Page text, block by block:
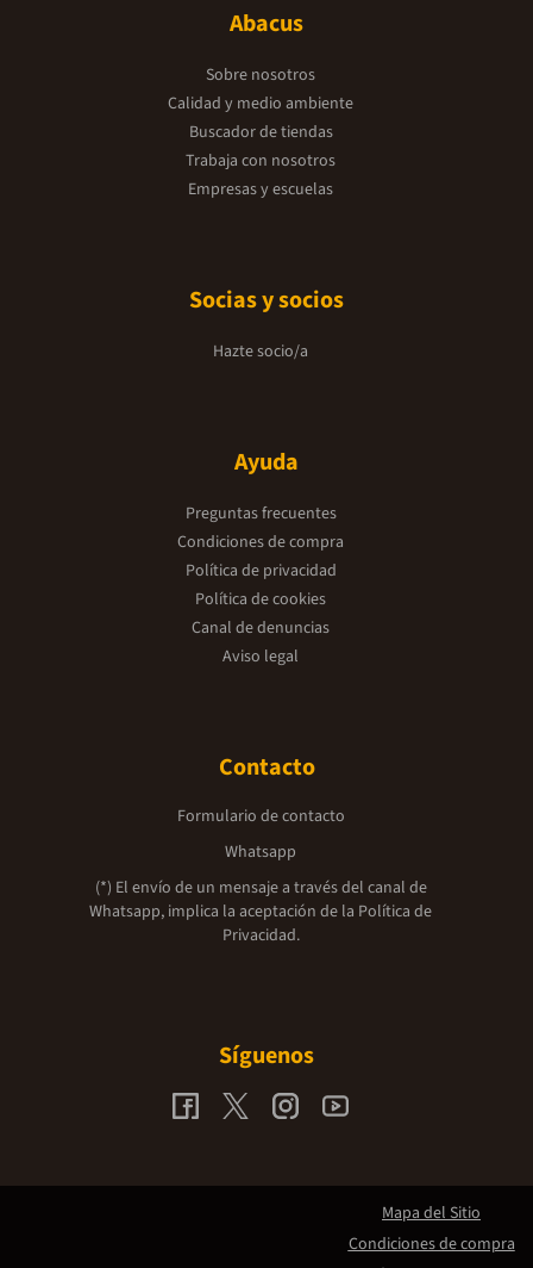
Abacus
Sobre nosotros
Calidad y medio ambiente
Buscador de tiendas
Trabaja con nosotros
Empresas y escuelas
Socias y socios
Hazte socio/a
Ayuda
Preguntas frecuentes
Condiciones de compra
Política de privacidad
Política de cookies
Canal de denuncias
Aviso legal
Contacto
Formulario de contacto
Whatsapp
(*) El envío de un mensaje a través del canal de
Whatsapp, implica la aceptación de la Política de
Privacidad.
Síguenos
Mapa del Sitio
Condiciones de compra